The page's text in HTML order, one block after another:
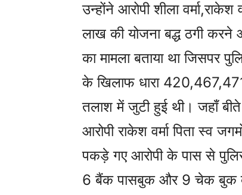
उन्होंने आरोपी शीला
लाख की योजना बद्ध ठगी करने
का मामला बताया था जिसपर
के खिलाफ धारा
तलाश में जुटी हुई थी। जहाँ बीते
आरोपी राकेश वर्मा पिता स्व
पकड़े गए आरोपी के पास से
6 बैंक पासबुक और 9 चेक बुक